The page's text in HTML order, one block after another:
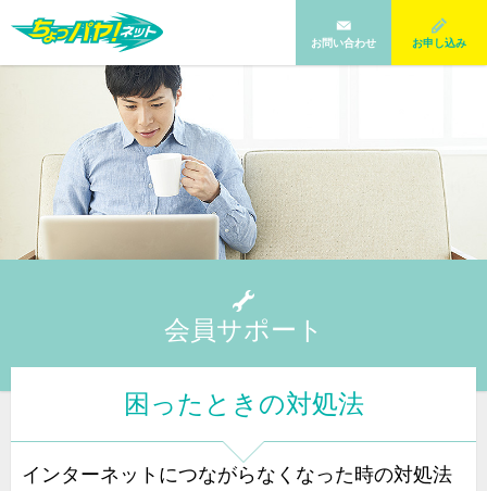
お問い合わせ お申し込み
会員サポート
困ったときの対処法
インターネットにつながらなくなった時の対処法